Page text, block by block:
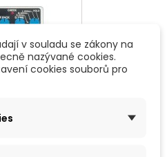
v souladu se zákony na
nazývané cookies.
cookies souborů pro